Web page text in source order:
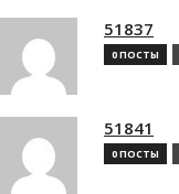
51837
0 ПОСТЫ
51841
0 ПОСТЫ